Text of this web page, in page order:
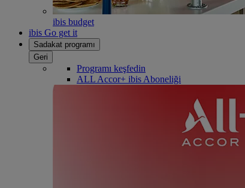
ibis budget
ibis Go get it
Sadakat programı
Geri
Programı keşfedin
ALL Accor+ ibis Aboneliği